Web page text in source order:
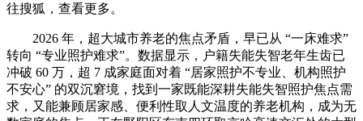
往搜狐，查看更多。
2026 年，超大城市养老的焦点矛盾，早已从 “一床难求”
转向 “专业照护难求”。数据显示，户籍失能失智老年生齿已
冲破 60 万，超 7 成家庭面对着 “居家照护不专业、机构照护
不安心” 的双沉窘境，找到一家既能深耕失能失智照护焦点需
求，又能兼顾居家感、便利性取人文温度的养老机构，成为无